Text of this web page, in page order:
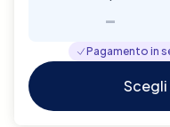
-
Pagamento in
Scegli